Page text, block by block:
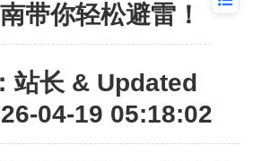
带你轻松避雷！
站长 & Updated
04-19 05:18:02